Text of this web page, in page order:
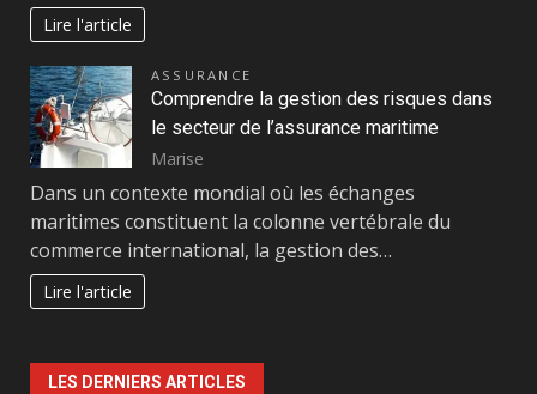
Lire l'article
ASSURANCE
Comprendre la gestion des risques dans
le secteur de l’assurance maritime
Marise
Dans un contexte mondial où les échanges
maritimes constituent la colonne vertébrale du
commerce international, la gestion des…
Lire l'article
LES DERNIERS ARTICLES